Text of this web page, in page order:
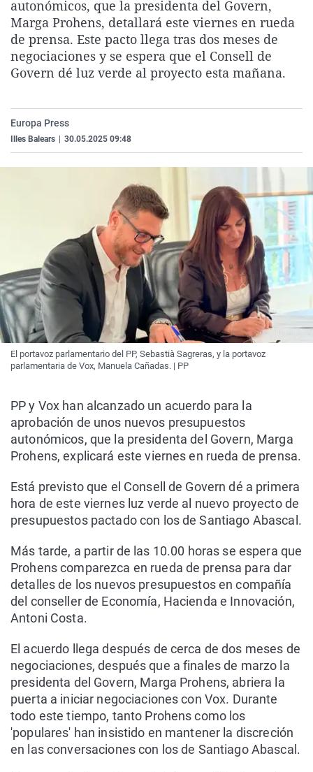
La rosa de los vientos
Gente viajera
Como el perro y el
Caso
Retornados
Equipo de
Extremadura
Galicia
La Rioja
País Vasco
Virales
Televisión
Elecciones
autonómicos, que la presidenta del Govern,
Marga Prohens, detallará este viernes en rueda
de prensa. Este pacto llega tras dos meses de
negociaciones y se espera que el Consell de
Govern dé luz verde al proyecto esta mañana.
Europa Press
Illes Balears 30.05.2025 09:48
El portavoz parlamentario del PP, Sebastià Sagreras, y la portavoz
parlamentaria de Vox, Manuela Cañadas. | PP
PP y Vox han alcanzado un acuerdo para la
aprobación de unos nuevos presupuestos
autonómicos, que la presidenta del Govern, Marga
Prohens, explicará este viernes en rueda de prensa.
Está previsto que el Consell de Govern dé a primera
hora de este viernes luz verde al nuevo proyecto de
presupuestos pactado con los de Santiago Abascal.
Más tarde, a partir de las 10.00 horas se espera que
Prohens comparezca en rueda de prensa para dar
detalles de los nuevos presupuestos en compañía
del conseller de Economía, Hacienda e Innovación,
Antoni Costa.
El acuerdo llega después de cerca de dos meses de
negociaciones, después que a finales de marzo la
presidenta del Govern, Marga Prohens, abriera la
puerta a iniciar negociaciones con Vox. Durante
todo este tiempo, tanto Prohens como los
'populares' han insistido en mantener la discreción
en las conversaciones con los de Santiago Abascal.